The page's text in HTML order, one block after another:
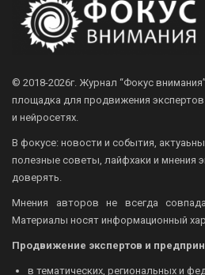
© 2018-2026г. Журнал “Фокус
площадка для продвижения
и нейросетях.
В фокусе: новости и события,
полезные советы, лайфхаки и мнения
доверять.
Мнения авторов не всегда
Материалы носят информационный
Продвижение экспертов и
в тематических, региональных и